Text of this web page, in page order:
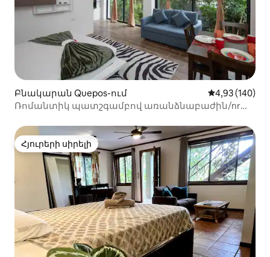
Բնակարան Quepos-ում Միջին
4,93 (140)
Ռոմանտիկ պատշգամբով առանձնաբաժին/nr
Հյուրերի սիրելի
Հյուրերի սիրելի